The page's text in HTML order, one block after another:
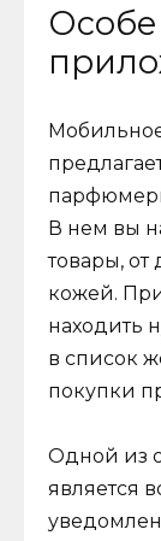
В нем вы
товары, от
кожей.
находить
в список
покупки
Одной из
является